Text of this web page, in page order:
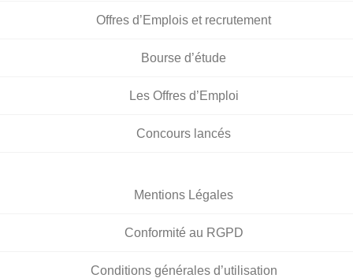
Offres d’Emplois et recrutement
Bourse d’étude
Les Offres d’Emploi
Concours lancés
Mentions Légales
Conformité au RGPD
Conditions générales d’utilisation